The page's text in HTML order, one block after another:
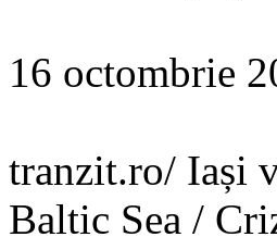
16 octombrie
tranzit.ro/ Iași
Baltic Sea /